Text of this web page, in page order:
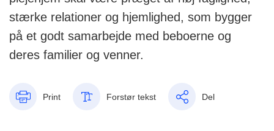
stærke relationer og hjemlighed, som bygger
på et godt samarbejde med beboerne og
deres familier og venner.
Print Forstør tekst Del